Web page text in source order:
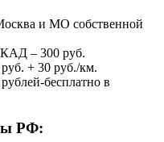
и МО собственной
– 300 руб.
+ 30 руб./км.
бесплатно в
РФ: